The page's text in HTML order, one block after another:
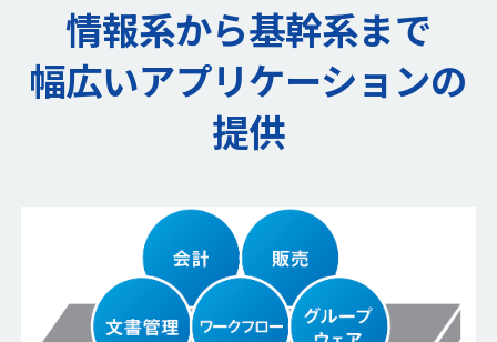
情報系から基幹系まで
幅広いアプリケーションの
提供